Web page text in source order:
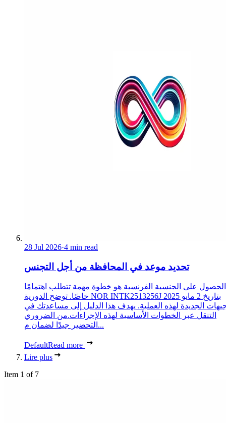
28 Jul 2026·4 min read
تحديد موعد في المحافظة من أجل التجنس
الحصول على الجنسية الفرنسية هو خطوة مهمة تتطلب اهتمامًا
خاصًا. توضح الدورية NOR INTK2513256J بتاريخ 2 مايو 2025
الجديدة لهذه العملية. يهدف هذا الدليل إلى مساعدتك في
التنقل عبر الخطوات الأساسية لهذه الإجراءات.من الضروري
التحضير جيدًا لضمان م...
DefaultRead more
Lire plus
Item 1 of 7